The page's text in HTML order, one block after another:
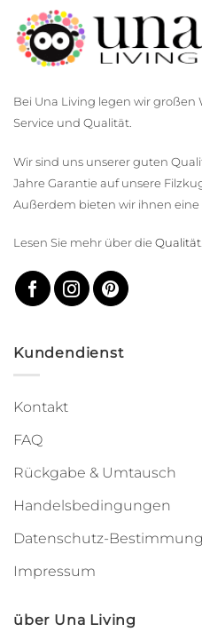
Bei Una Living legen wir großen
Service und Qualität.
Wir sind uns unserer guten
Jahre Garantie auf unsere
Außerdem bieten wir ihnen eine
Lesen Sie mehr über die Qualität.
Kundendienst
Kontakt
FAQ
Rückgabe & Umtausch
Handelsbedingungen
Datenschutz-
Impressum
über Una Living